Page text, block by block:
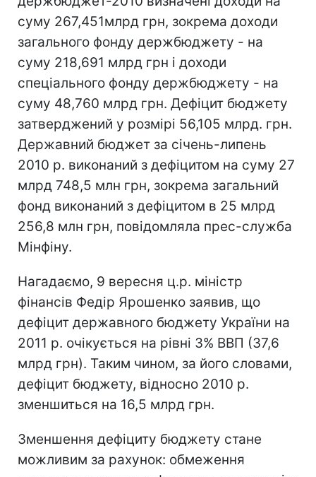
суму 267,451млрд грн, зокрема доходи
загального фонду держбюджету - на
суму 218,691 млрд грн і доходи
спеціального фонду держбюджету - на
суму 48,760 млрд грн. Дефіцит бюджету
затверджений у розмірі 56,105 млрд. грн.
Державний бюджет за січень-липень
2010 р. виконаний з дефіцитом на суму 27
млрд 748,5 млн грн, зокрема загальний
фонд виконаний з дефіцитом в 25 млрд
256,8 млн грн, повідомляла прес-служба
Мінфіну.
Нагадаємо, 9 вересня ц.р. міністр
фінансів Федір Ярошенко заявив, що
дефіцит державного бюджету України на
2011 р. очікується на рівні 3% ВВП (37,6
млрд грн). Таким чином, за його словами,
дефіцит бюджету, відносно 2010 р.
зменшиться на 16,5 млрд грн.
Зменшення дефіциту бюджету стане
можливим за рахунок: обмеження